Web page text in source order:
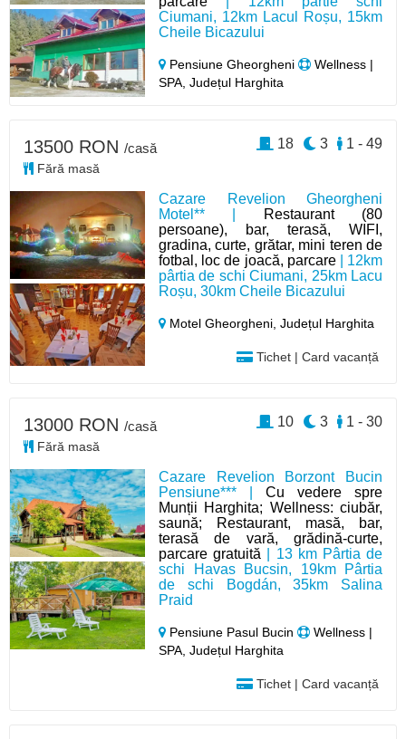
Ciumani, 12km Lacul Roșu, 15km
Cheile Bicazului
Pensiune Gheorgheni
Wellness |
SPA, Județul Harghita
Cazare Revelion Gheorgheni
Motel** |
Restaurant (80
persoane), bar, terasă, WIFI,
gradina, curte, grătar, mini teren de
fotbal, loc de joacă, parcare| 12km
pârtia de schi Ciumani, 25km Lacu
Roșu, 30km Cheile Bicazului
Motel Gheorgheni,Județul Harghita
Tichet | Card vacanță
13500 RON /casă
Fără masă
1 - 49
3
18
Cazare Revelion Borzont Bucin
Pensiune*** |Cu vedere spre
Munții Harghita; Wellness: ciubăr,
saună; Restaurant, masă, bar,
terasă de vară, grădină-curte,
parcare gratuită | 13 km Pârtia de
schi Havas Bucsin, 19km Pârtia
de schi Bogdán, 35km Salina
Praid
Pensiune Pasul Bucin
Wellness |
SPA, Județul Harghita
Tichet | Card vacanță
13000 RON /casă
Fără masă
1 - 30
3
10